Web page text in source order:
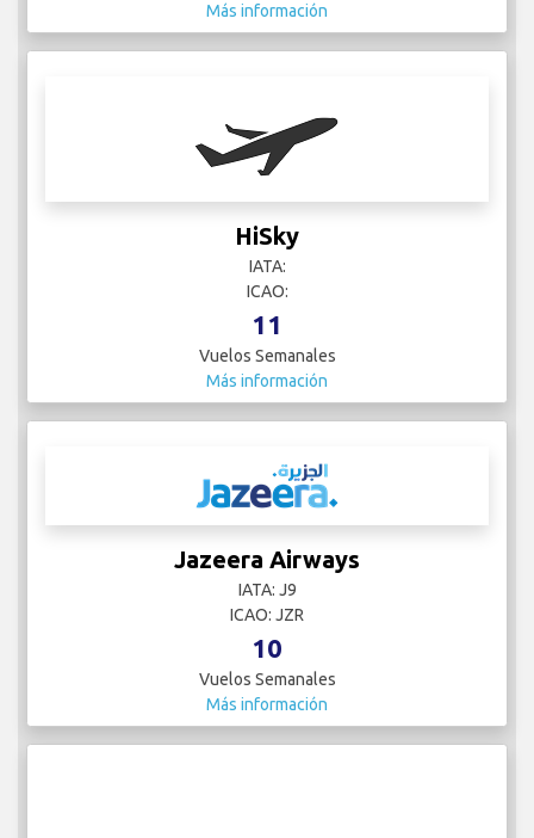
Más información
HiSky
IATA:
ICAO:
11
Vuelos Semanales
Más información
Jazeera Airways
IATA: J9
ICAO: JZR
10
Vuelos Semanales
Más información